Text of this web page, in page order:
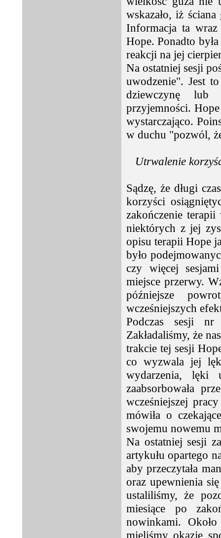
wskazało, iż
Informacja ta
Hope. Ponadto
reakcji na jej
Na ostatniej sesji
uwodzenie". Jest
dziewczynę lub
przyjemności. Hope
wystarczająco.
w duchu "pozwól,
Utrwalenie
Sądzę, że długi
korzyści
zakończenie
niektórych z jej
opisu terapii Hope
było
czy więcej
miejsce przerwy.
późniejsze
wcześniejszych
Podczas sesji nr
Zakładaliśmy, że
trakcie tej sesji
co wyzwala jej
wydarzenia,
zaabsorbowała
wcześniejszej
mówiła o
swojemu nowemu
Na ostatniej sesji
artykułu opartego
aby przeczytała
oraz upewnienia
ustaliliśmy, że
miesiące po
nowinkami.
mieliśmy okazję